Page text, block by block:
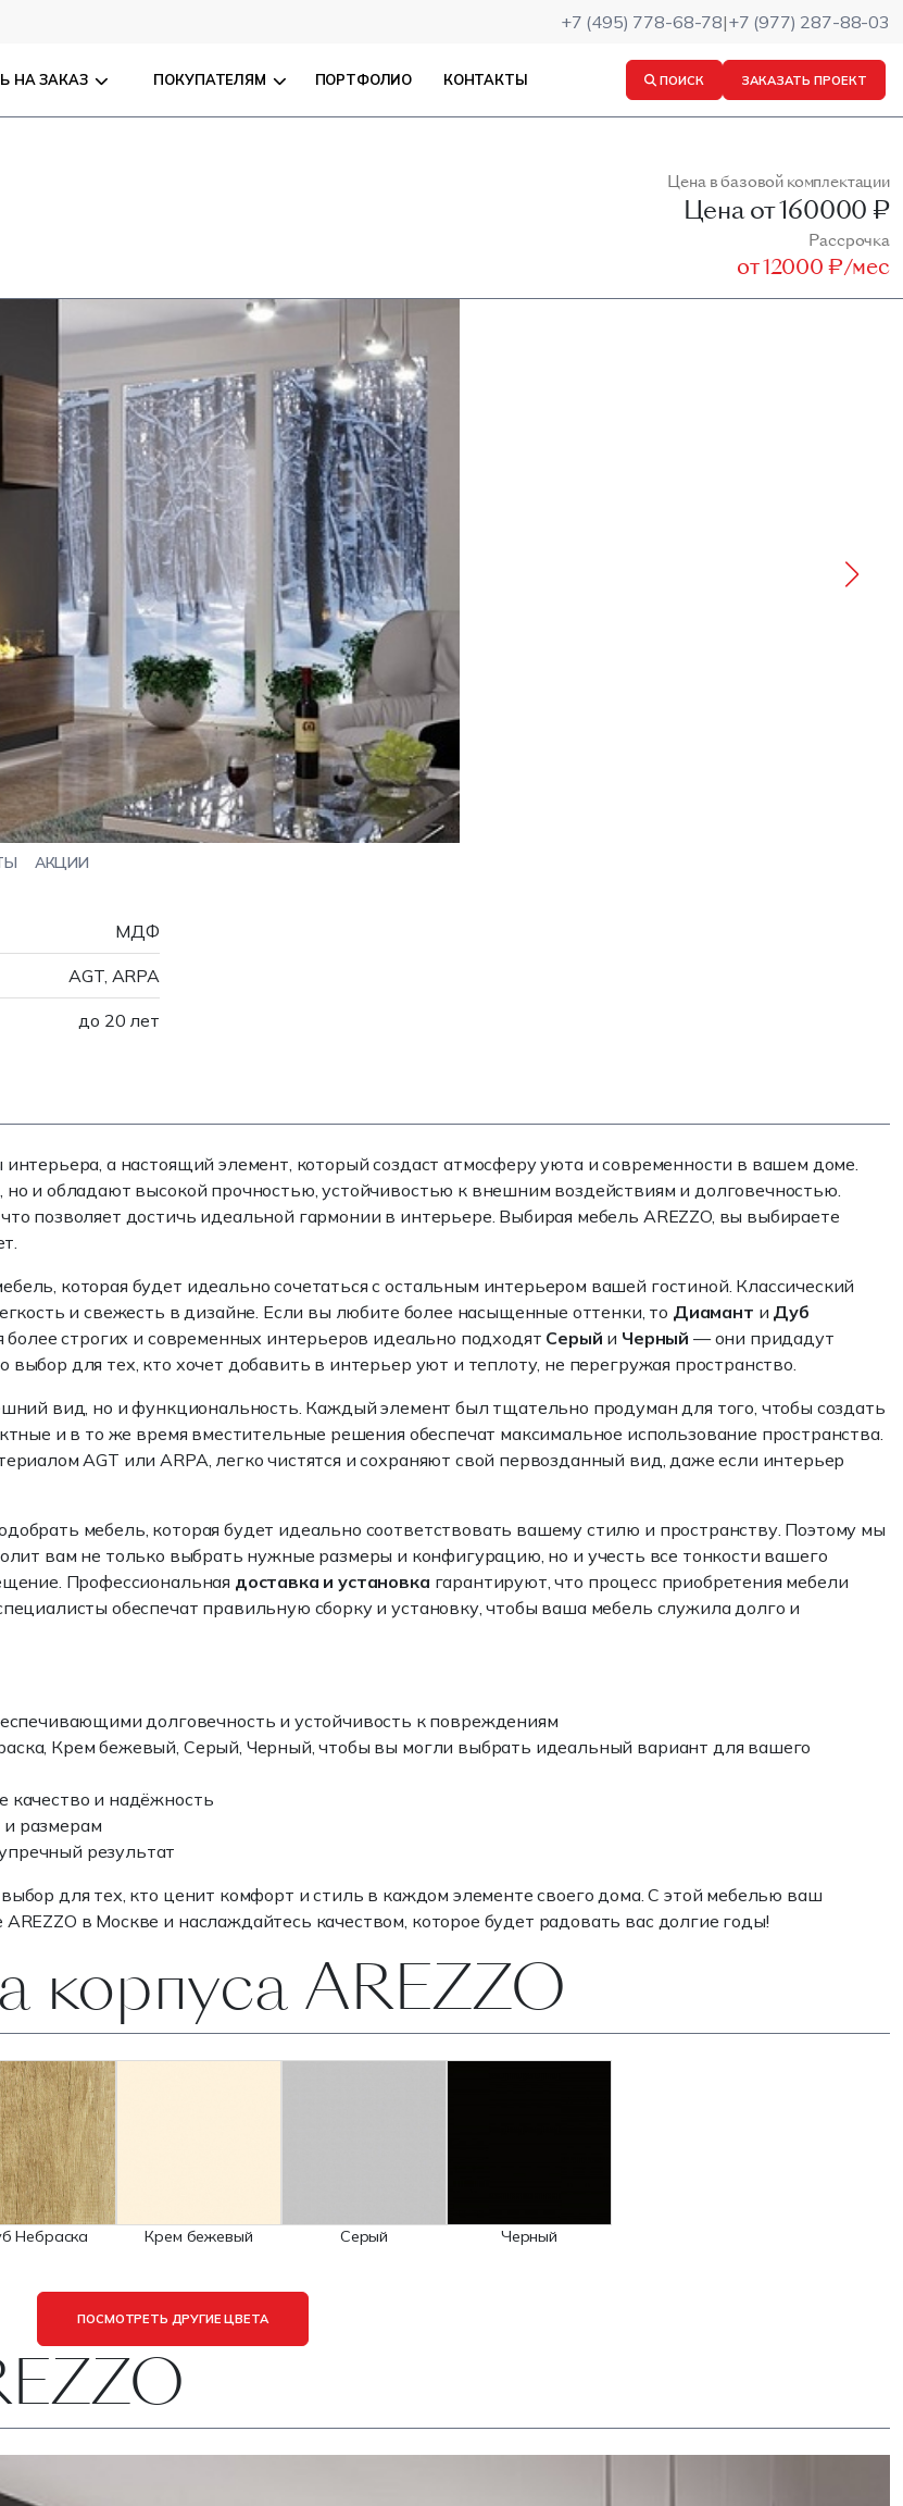
+7 (495) 778-68-78|+7 (977) 287-88-03
НА ЗАКАЗ ПОКУПАТЕЛЯМ ПОРТФОЛИО КОНТАКТЫ ПОИСК ЗАКАЗАТЬ ПРОЕКТ
Цена в базовой комплектации
Цена от160000 ₽
Рассрочка
от12000 ₽/мес
АКЦИИ
МДФ
AGT, ARPA
до 20 лет
а настоящий элемент, который создаст атмосферу уюта и современности в вашем доме.
и обладают высокой прочностью, устойчивостью к внешним воздействиям и долговечностью.
позволяет достичь идеальной гармонии в интерьере. Выбирая мебель AREZZO, вы выбираете
которая будет идеально сочетаться с остальным интерьером вашей гостиной. Классический
и свежесть в дизайне. Если вы любите более насыщенные оттенки, то Диамант и Дуб
строгих и современных интерьеров идеально подходят Серый и Черный — они придадут
выбор для тех, кто хочет добавить в интерьер уют и теплоту, не перегружая пространство.
вид, но и функциональность. Каждый элемент был тщательно продуман для того, чтобы создать
и в то же время вместительные решения обеспечат максимальное использование пространства.
AGT или ARPA, легко чистятся и сохраняют свой первозданный вид, даже если интерьер
мебель, которая будет идеально соответствовать вашему стилю и пространству. Поэтому мы
вам не только выбрать нужные размеры и конфигурацию, но и учесть все тонкости вашего
Профессиональная доставка и установкагарантируют, что процесс приобретения мебели
обеспечат правильную сборку и установку, чтобы ваша мебель служила долго и
долговечность и устойчивость к повреждениям
Крем бежевый, Серый, Черный, чтобы вы могли выбрать идеальный вариант для вашего
качество и надёжность
размерам
результат
для тех, кто ценит комфорт и стиль в каждом элементе своего дома. С этой мебелью ваш
в Москве и наслаждайтесь качеством, которое будет радовать вас долгие годы!
корпуса AREZZO
Небраска Крем бежевый Серый Черный
ПОСМОТРЕТЬ ДРУГИЕ ЦВЕТА